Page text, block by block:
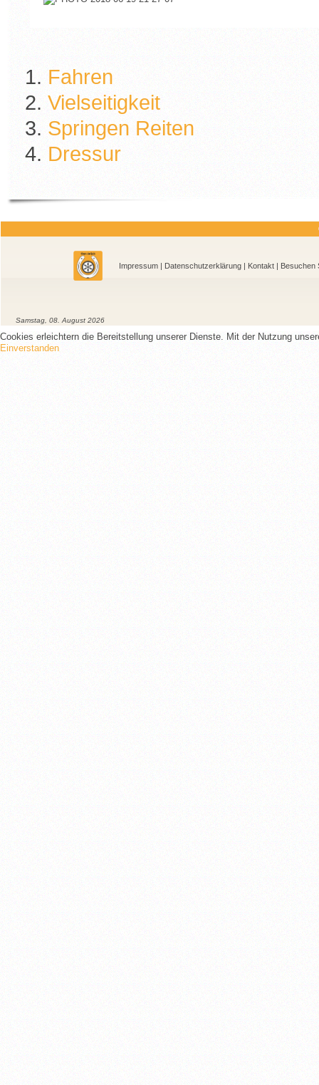
Fahren
Vielseitigkeit
Springen Reiten
Dressur
Impressum| Datenschutzerklärung| Kontakt|
Samstag, 08. August 2026
Cookies erleichtern die Bereitstellung unserer Dienste. Mit der Nutzung
Einverstanden